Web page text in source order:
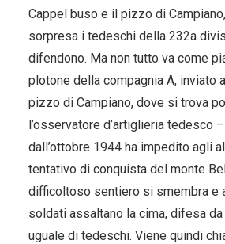
Cappel buso e il pizzo di
sorpresa i tedeschi della 232a
difendono. Ma non tutto va come
plotone della compagnia A, inviato
pizzo di Campiano, dove si trova
l’osservatore d’artiglieria tedesco
dall’ottobre 1944 ha impedito agli
tentativo di conquista del monte
difficoltoso sentiero si smembra e
soldati assaltano la cima, difesa
uguale di tedeschi. Viene quindi